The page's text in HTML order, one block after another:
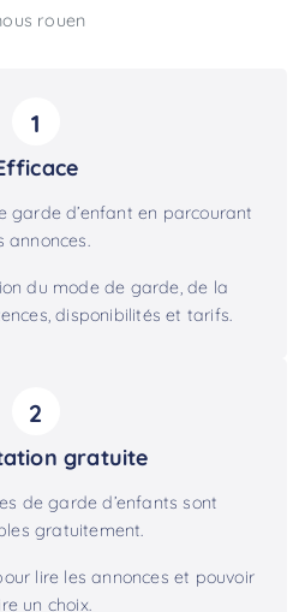
rouen
1
garde d’enfant en parcourant
annonces.
du mode de garde, de la
disponibilités et tarifs.
2
gratuite
de garde d’enfants sont
gratuitement.
lire les annonces et pouvoir
un choix.